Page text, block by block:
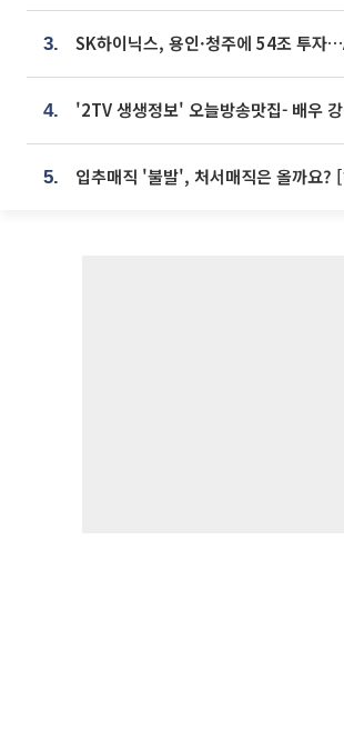
3.
4.
5. 입추매직 '불발', 처서매직은 올까요?